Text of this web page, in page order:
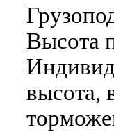
Высота
высота,